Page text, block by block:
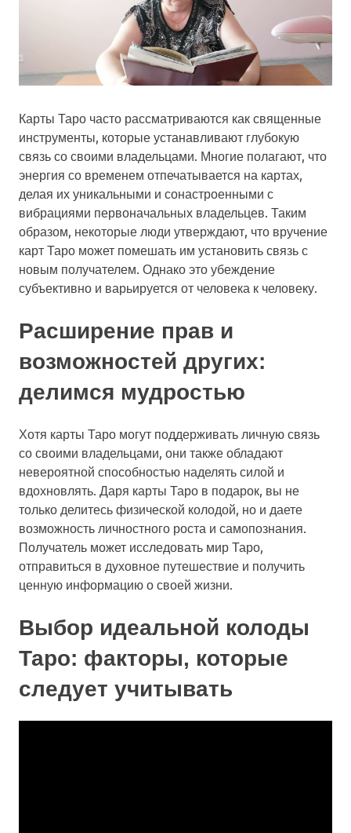
Карты Таро часто рассматриваются как священные
инструменты, которые устанавливают глубокую
связь со своими владельцами. Многие полагают, что
энергия со временем отпечатывается на картах,
делая их уникальными и сонастроенными с
вибрациями первоначальных владельцев. Таким
образом, некоторые люди утверждают, что вручение
карт Таро может помешать им установить связь с
новым получателем. Однако это убеждение
субъективно и варьируется от человека к человеку.
Расширение прав и
возможностей других:
делимся мудростью
Хотя карты Таро могут поддерживать личную связь
со своими владельцами, они также обладают
невероятной способностью наделять силой и
вдохновлять. Даря карты Таро в подарок, вы не
только делитесь физической колодой, но и даете
возможность личностного роста и самопознания.
Получатель может исследовать мир Таро,
отправиться в духовное путешествие и получить
ценную информацию о своей жизни.
Выбор идеальной колоды
Таро: факторы, которые
следует учитывать